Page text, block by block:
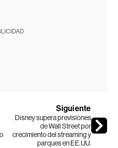
Siguiente
Disney supera previsiones
de Wall Street por
crecimiento del streaming y
parques en EE.UU.